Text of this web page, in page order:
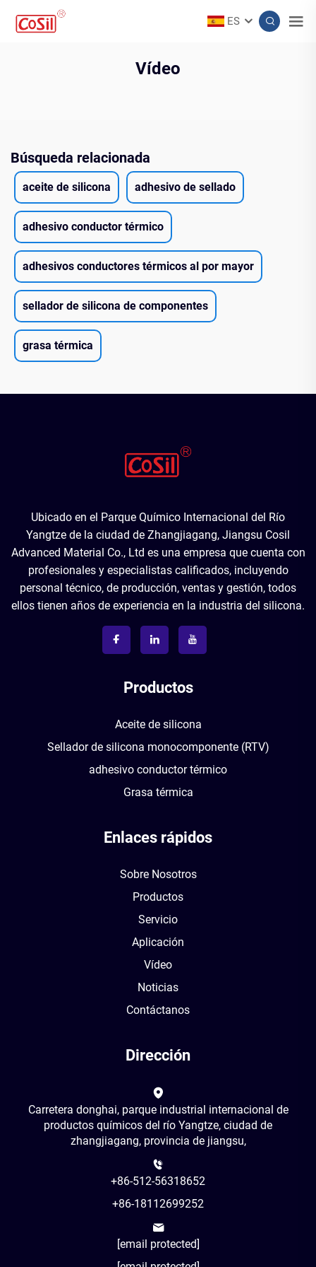
ES
Vídeo
Búsqueda relacionada
aceite de silicona adhesivo de sellado
adhesivo conductor térmico
adhesivos conductores térmicos al por mayor
sellador de silicona de componentes
grasa térmica
Ubicado en el Parque Químico Internacional del Río
Yangtze de la ciudad de Zhangjiagang, Jiangsu Cosil
Advanced Material Co., Ltd es una empresa que cuenta con
profesionales y especialistas calificados, incluyendo
personal técnico, de producción, ventas y gestión, todos
ellos tienen años de experiencia en la industria del silicona.
Productos
Aceite de silicona
Sellador de silicona monocomponente (RTV)
adhesivo conductor térmico
Grasa térmica
Enlaces rápidos
Sobre Nosotros
Productos
Servicio
Aplicación
Vídeo
Noticias
Contáctanos
Dirección
Carretera donghai, parque industrial internacional de
productos químicos del río Yangtze, ciudad de
zhangjiagang, provincia de jiangsu,
+86-512-56318652
+86-18112699252
[email protected]